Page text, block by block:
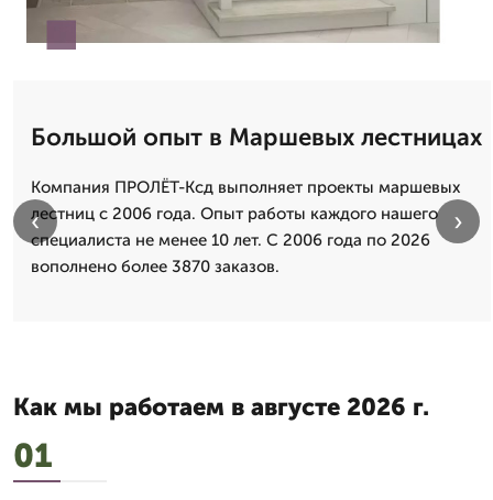
Большой опыт в Маршевых лестницах
Компания ПРОЛЁТ-Ксд выполняет проекты маршевых
лестниц с 2006 года. Опыт работы каждого нашего
специалиста не менее 10 лет. С 2006 года по 2026
вополнено более 3870 заказов.
‹ ›
Как мы работаем в августе 2026 г.
01